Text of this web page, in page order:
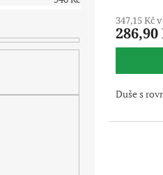
347,15 Kč
286,90
Duše s